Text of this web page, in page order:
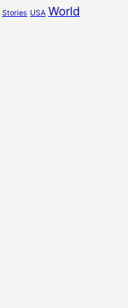
Stories USA World